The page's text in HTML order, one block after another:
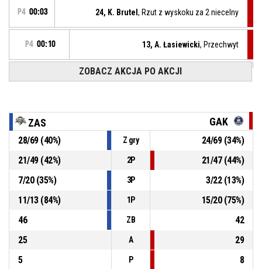
P4 00:03 24, K. Brutel , Rzut z wyskoku za 2 niecelny
P4 00:10 13, A. Łasiewicki, Przechwyt
, Strata - złe podanie
00, T. Owedyk, Asysta
P4 00:27
74-66
30, S. Szczepaniak, Rzut za 3 punkty z wyskoku celny
Port Gdynia GAK
- przegrywają 8
P4 00:36 66, C. Babula , Zbiórka w obronie
ZOBACZ AKCJA PO AKCJI
ZAS GAK
28/69(40%) Z gry 24/69(34%)
21/49(42%) 2P 21/47(44%)
7/20(35%) 3P 3/22(13%)
11/13(84%) 1P 15/20(75%)
46
ZB
42
25
A
29
5
P
8